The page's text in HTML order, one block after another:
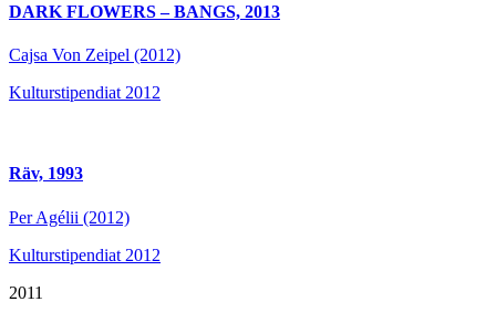
DARK FLOWERS – BANGS, 2013
Cajsa Von Zeipel (2012)
Kulturstipendiat 2012
Räv, 1993
Per Agélii (2012)
Kulturstipendiat 2012
2011